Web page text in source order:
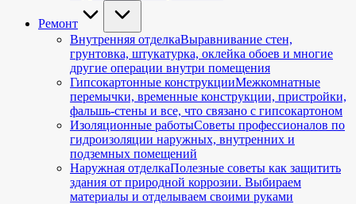
Ремонт
Внутренняя отделкаВыравнивание стен,
грунтовка, штукатурка, оклейка обоев и многие
другие операции внутри помещения
Гипсокартонные конструкцииМежкомнатные
перемычки, временные конструкции, пристройки,
фальшь-стены и все, что связано с гипсокартоном
Изоляционные работыСоветы профессионалов по
гидроизоляции наружных, внутренних и
подземных помещений
Наружная отделкаПолезные советы как защитить
здания от природной коррозии. Выбираем
материалы и отделываем своими руками